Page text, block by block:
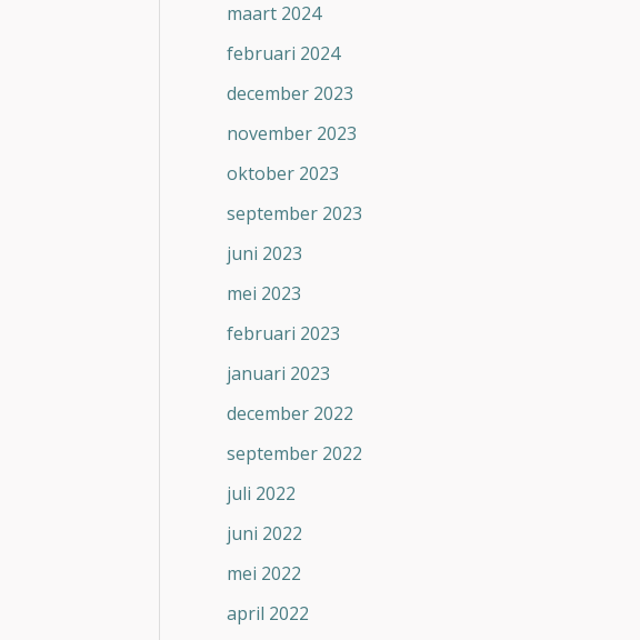
maart 2024
februari 2024
december 2023
november 2023
oktober 2023
september 2023
juni 2023
mei 2023
februari 2023
januari 2023
december 2022
september 2022
juli 2022
juni 2022
mei 2022
april 2022